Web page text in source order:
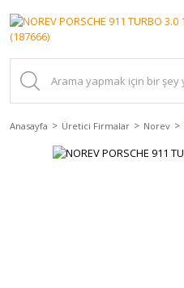
Anasayfa Üretici Firmalar Norev